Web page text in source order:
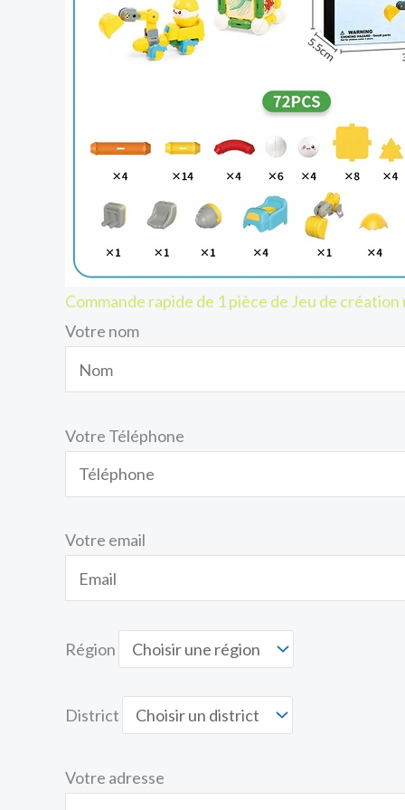
Commande rapide de 1 pièce de Jeu de
Votre nom
Votre Téléphone
Votre email
Région
District
Votre adresse